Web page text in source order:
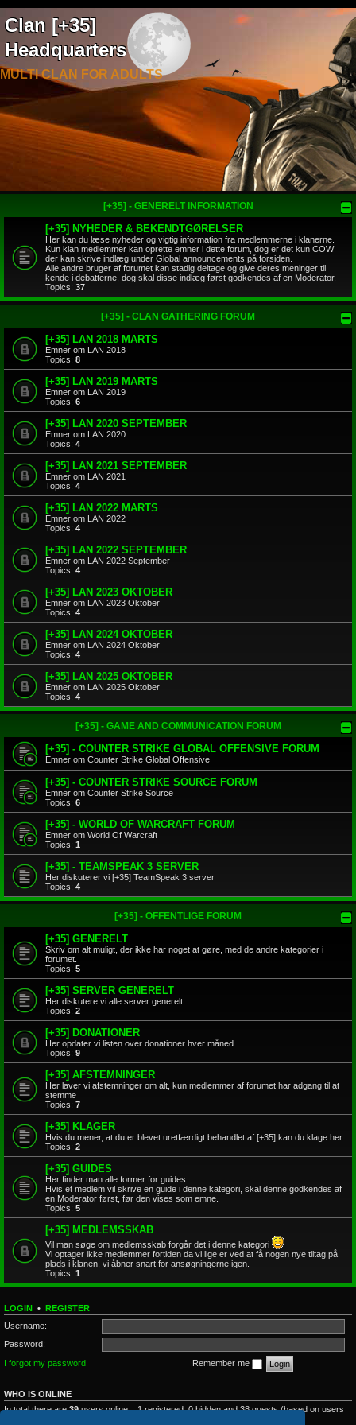
Clan [+35]
Headquarters
MULTI CLAN FOR ADULTS
[+35] - GENERELT INFORMATION
[+35] NYHEDER & BEKENDTGØRELSER
Her kan du læse nyheder og vigtig information fra medlemmerne i klanerne.
Kun klan medlemmer kan oprette emner i dette forum, dog er det kun COW
der kan skrive indlæg under Global announcements på forsiden.
Alle andre bruger af forumet kan stadig deltage og give deres meninger til
kende i debatterne, dog skal disse indlæg først godkendes af en Moderator.
Topics: 37
[+35] - CLAN GATHERING FORUM
[+35] LAN 2018 MARTS
Emner om LAN 2018
Topics: 8
[+35] LAN 2019 MARTS
Emner om LAN 2019
Topics: 6
[+35] LAN 2020 SEPTEMBER
Emner om LAN 2020
Topics: 4
[+35] LAN 2021 SEPTEMBER
Emner om LAN 2021
Topics: 4
[+35] LAN 2022 MARTS
Emner om LAN 2022
Topics: 4
[+35] LAN 2022 SEPTEMBER
Emner om LAN 2022 September
Topics: 4
[+35] LAN 2023 OKTOBER
Emner om LAN 2023 Oktober
Topics: 4
[+35] LAN 2024 OKTOBER
Emner om LAN 2024 Oktober
Topics: 4
[+35] LAN 2025 OKTOBER
Emner om LAN 2025 Oktober
Topics: 4
[+35] - GAME AND COMMUNICATION FORUM
[+35] - COUNTER STRIKE GLOBAL OFFENSIVE FORUM
Emner om Counter Strike Global Offensive
[+35] - COUNTER STRIKE SOURCE FORUM
Emner om Counter Strike Source
Topics: 6
[+35] - WORLD OF WARCRAFT FORUM
Emner om World Of Warcraft
Topics: 1
[+35] - TEAMSPEAK 3 SERVER
Her diskuterer vi [+35] TeamSpeak 3 server
Topics: 4
[+35] - OFFENTLIGE FORUM
[+35] GENERELT
Skriv om alt muligt, der ikke har noget at gøre, med de andre kategorier i
forumet.
Topics: 5
[+35] SERVER GENERELT
Her diskutere vi alle server generelt
Topics: 2
[+35] DONATIONER
Her opdater vi listen over donationer hver måned.
Topics: 9
[+35] AFSTEMNINGER
Her laver vi afstemninger om alt, kun medlemmer af forumet har adgang til at
stemme
Topics: 7
[+35] KLAGER
Hvis du mener, at du er blevet uretfærdigt behandlet af [+35] kan du klage her.
Topics: 2
[+35] GUIDES
Her finder man alle former for guides.
Hvis et medlem vil skrive en guide i denne kategori, skal denne godkendes af
en Moderator først, før den vises som emne.
Topics: 5
[+35] MEDLEMSSKAB
Vil man søge om medlemsskab forgår det i denne kategori
Vi optager ikke medlemmer fortiden da vi lige er ved at få nogen nye tiltag på
plads i klanen, vi åbner snart for ansøgningerne igen.
Topics: 1
LOGIN • REGISTER
Username:
Password:
I forgot my password
Remember me
WHO IS ONLINE
In total there are39users online :: 1 registered, 0 hidden and 38 guests (based on users